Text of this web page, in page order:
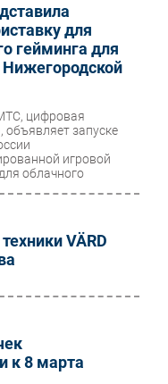
для
гейминга для
цифровая
объявляет запуске
игровой
облачного
VÄRD
к 8 марта